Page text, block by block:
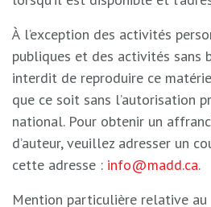
À l’exception des activités
publiques et des activités
interdit de reproduire ce
que ce soit sans l’autorisation
national. Pour obtenir un
d’auteur, veuillez adresser un
cette adresse : info@madd.ca.
Mention particulière relative